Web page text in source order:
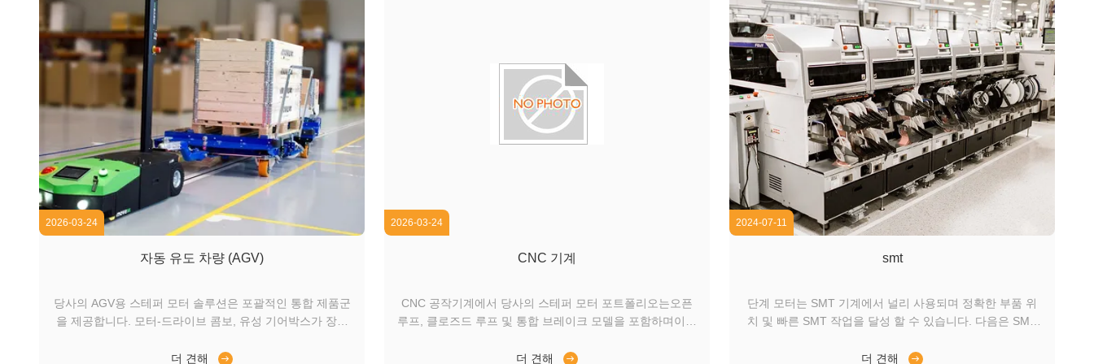
2026-03-24
자동 유도 차량 (AGV)
당사의 AGV용 스테퍼 모터 솔루션은 포괄적인 통합 제품군
을 제공합니다. 모터-드라이브 콤보, 유성 기어박스가 장착
포함합니다. NEMA 8부터 NEMA 23까지의 프레임 크기를
더 견해
2026-03-24
CNC 기계
CNC 공작기계에서 당사의 스테퍼 모터 포트폴리오는오픈
루프, 클로즈드 루프 및 통합 브레이크 모델을 포함하며이송
루션을 제공합니다. 당사의 제품군은 NEMA 11부터 NEMA
더 견해
2024-07-11
smt
단계 모터는 SMT 기계에서 널리 사용되며 정확한 부품 위
치 및 빠른 SMT 작업을 달성 할 수 있습니다. 다음은 SMT
다: XY 플랫폼 이동:SMT 기계의 XY 플랫폼은 일반적으로
더 견해